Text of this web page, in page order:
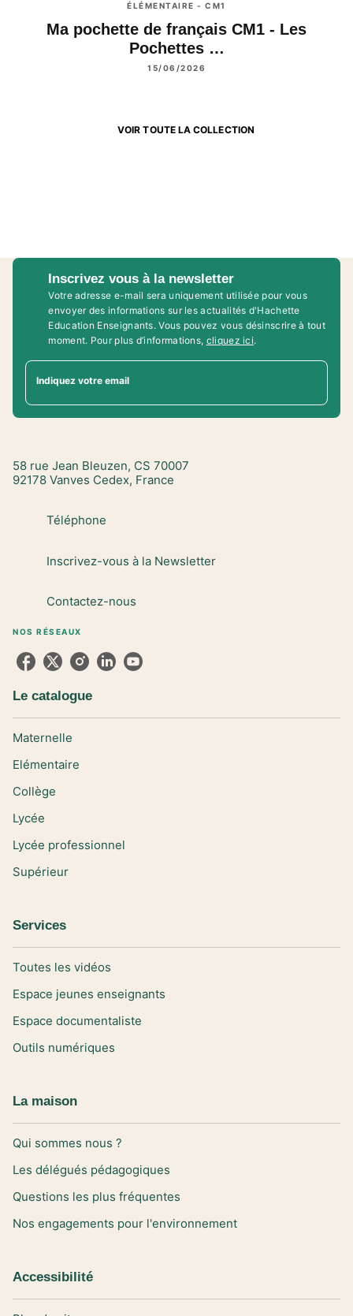
ÉLÉMENTAIRE - CM1
Ma pochette de français CM1 - Les
Pochettes …
15/06/2026
VOIR TOUTE LA COLLECTION
Inscrivez vous à la newsletter
Votre adresse e-mail sera uniquement utilisée pour vous
envoyer des informations sur les actualités d'Hachette
Education Enseignants. Vous pouvez vous désinscrire à tout
moment. Pour plus d’informations, cliquez ici.
Indiquez votre email
58 rue Jean Bleuzen, CS 70007
92178 Vanves Cedex, France
Téléphone
Inscrivez-vous à la Newsletter
Contactez-nous
NOS RÉSEAUX
Le catalogue
Maternelle
Elémentaire
Collège
Lycée
Lycée professionnel
Supérieur
Services
Toutes les vidéos
Espace jeunes enseignants
Espace documentaliste
Outils numériques
La maison
Qui sommes nous ?
Les délégués pédagogiques
Questions les plus fréquentes
Nos engagements pour l'environnement
Accessibilité